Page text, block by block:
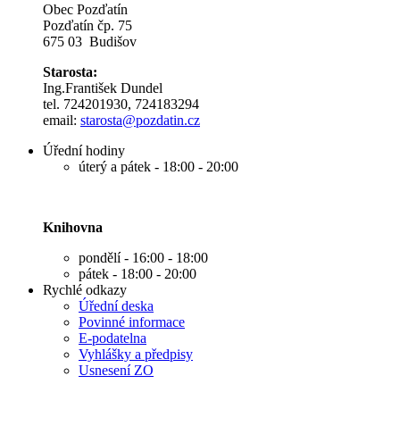
Obec Pozďatín
Pozďatín čp. 75
675 03 Budišov
Starosta:
Ing.František Dundel
tel. 724201930, 724183294
email: starosta@pozdatin.cz
Úřední hodiny
úterý a pátek - 18:00 - 20:00
Knihovna
pondělí - 16:00 - 18:00
pátek - 18:00 - 20:00
Rychlé odkazy
Úřední deska
Povinné informace
E-podatelna
Vyhlášky a předpisy
Usnesení ZO